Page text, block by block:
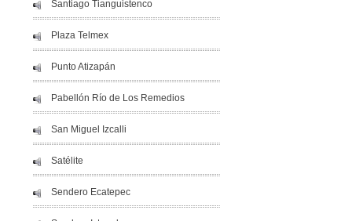
Santiago Tianguistenco
Plaza Telmex
Punto Atizapán
Pabellón Río de Los Remedios
San Miguel Izcalli
Satélite
Sendero Ecatepec